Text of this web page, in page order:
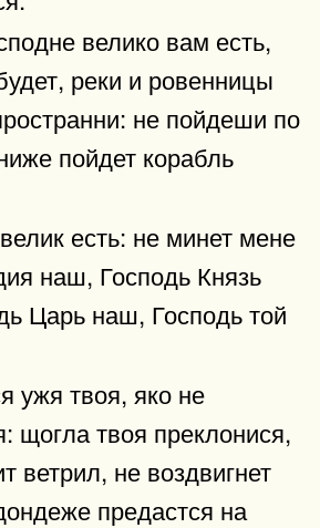
велико вам есть,
реки и ровенницы
не пойдеши по
пойдет корабль
есть: не минет мене
наш, Господь Князь
Царь наш, Господь той
ужя твоя, яко не
щогла твоя преклонися,
ветрил, не воздвигнет
предастся на